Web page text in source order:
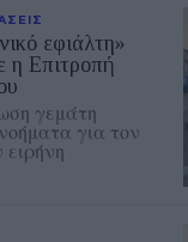
εφιάλτη»
η Επιτροπή
γεμάτη
για τον
ειρήνη